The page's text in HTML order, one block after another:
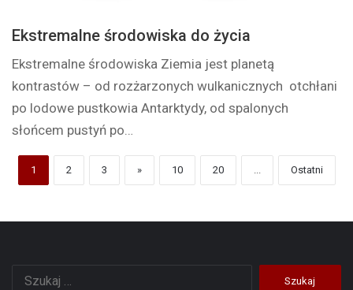
Ekstremalne środowiska do życia
Ekstremalne środowiska Ziemia jest planetą
kontrastów – od rozżarzonych wulkanicznych otchłani
po lodowe pustkowia Antarktydy, od spalonych
słońcem pustyń po…
1 2 3 » 10 20 ... Ostatni